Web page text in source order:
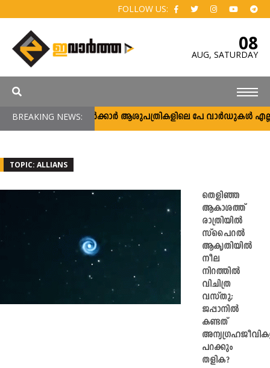
FOLLOW US:
08
AUG, SATURDAY
BREAKING NEWS:സർക്കാർ ആശുപത്രികളിലെ പേ വാർഡുകൾ
TOPIC: ALLIANS
തെളിഞ്ഞ
ആകാശത്ത്
രാത്രിയിൽ
സ്പൈറല്‍
ആകൃതിയില്‍
നീല
നിറത്തില്‍
വിചിത്ര
വസ്തു;
ജപ്പാനിൽ
കണ്ടത്
പറക്കും
തളിക?